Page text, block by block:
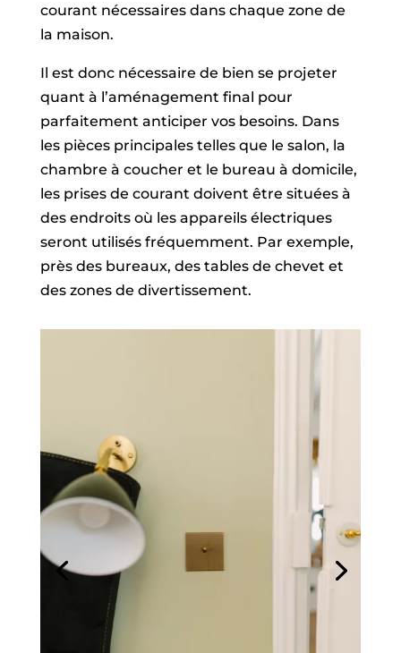
courant nécessaires dans chaque zone de
la maison.
Il est donc nécessaire de bien se projeter
quant à l’aménagement final pour
parfaitement anticiper vos besoins. Dans
les pièces principales telles que le salon, la
chambre à coucher et le bureau à domicile,
les prises de courant doivent être situées à
des endroits où les appareils électriques
seront utilisés fréquemment. Par exemple,
près des bureaux, des tables de chevet et
des zones de divertissement.